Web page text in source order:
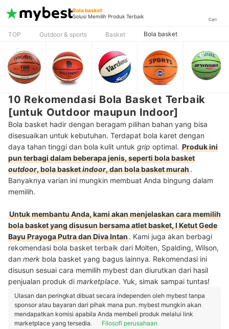
Bola basket
Solusi Memilih Produk Terbaik
Cari
TOP Outdoor & sports Basket Bola basket
10 Rekomendasi Bola Basket Terbaik
[untuk Outdoor maupun Indoor]
Bola basket hadir dengan beragam pilihan bahan yang bisa
disesuaikan untuk kebutuhan. Terdapat bola karet dengan
daya tahan tinggi dan bola kulit untuk grip optimal. Produk ini
pun terbagi dalam beberapa jenis, seperti bola basket
outdoor, bola basketindoor, dan bola basket murah.
Banyaknya varian ini mungkin membuat Anda bingung dalam
memilih.
Untuk membantu Anda, kami akan menjelaskan cara memilih
bola basket yang disusun bersama atlet basket, I Ketut Gede
Bayu Prayoga Putra dan Diva Intan. Kami juga akan berbagi
rekomendasi bola basket terbaik dari Molten, Spalding, Wilson,
dan merk bola basket yang bagus lainnya. Rekomendasi ini
disusun sesuai cara memilih mybest dan diurutkan dari hasil
penjualan produk di marketplace. Yuk, simak sampai tuntas!
Ulasan dan peringkat dibuat secara independen oleh mybest tanpa
sponsor atau bayaran dari pihak mana pun. mybest mungkin akan
mendapatkan komisi apabila Anda membeli produk melalui link
marketplace yang tersedia.
Filosofi perusahaan